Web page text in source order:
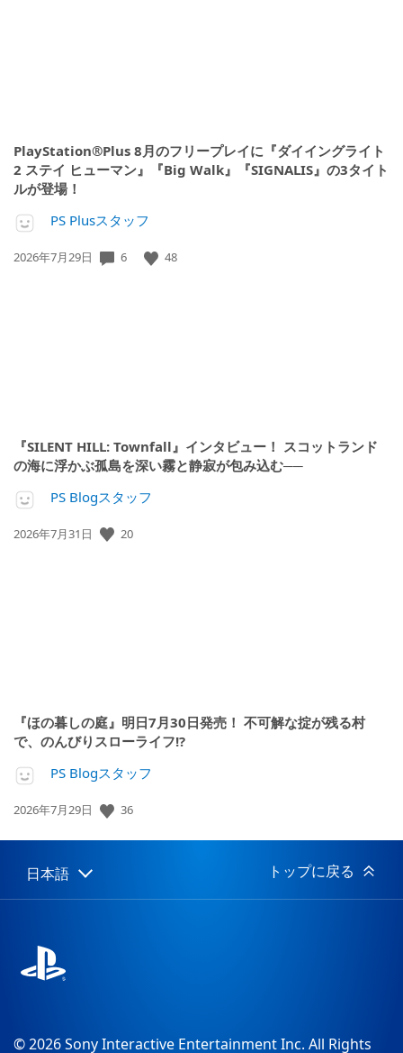
PlayStation®Plus 8月のフリープレイに『ダイイングライト
2 ステイ ヒューマン』『Big Walk』『SIGNALIS』の3タイト
ルが登場！
PS Plusスタッフ
公
2026年7月29日 6 48
『SILENT HILL: Townfall』インタビュー！ スコットランド
の海に浮かぶ孤島を深い霧と静寂が包み込む──
PS Blogスタッフ
公
2026年7月31日 20
『ほの暮しの庭』明日7月30日発売！ 不可解な掟が残る村
で、のんびりスローライフ!?
PS Blogスタッフ
公
日:
2026年7月29日 36
Select
Current
日本語 トップに戻る
© 2026 Sony Interactive Entertainment Inc. All Rights